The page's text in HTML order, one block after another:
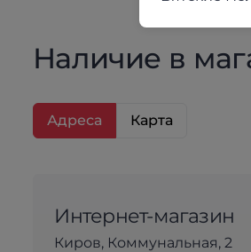
Наличие в
Адреса Карта
Интернет-магазин
Киров, Коммунальная, 2